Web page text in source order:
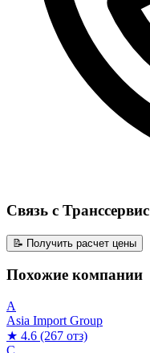
Связь с Транссервис
📝 Получить расчет цены
Похожие компании
A
Asia Import Group
★ 4.6 (267 отз)
C